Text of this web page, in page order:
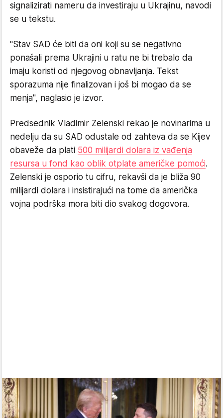
signalizirati nameru da investiraju u Ukrajinu, navodi
se u tekstu.
"Stav SAD će biti da oni koji su se negativno
ponašali prema Ukrajini u ratu ne bi trebalo da
imaju koristi od njegovog obnavljanja. Tekst
sporazuma nije finalizovan i još bi mogao da se
menja", naglasio je izvor.
Predsednik Vladimir Zelenski rekao je novinarima u
nedelju da su SAD odustale od zahteva da se Kijev
obaveže da plati 500 milijardi dolara iz vađenja
resursa u fond kao oblik otplate američke pomoći.
Zelenski je osporio tu cifru, rekavši da je bliža 90
milijardi dolara i insistirajući na tome da američka
vojna podrška mora biti dio svakog dogovora.